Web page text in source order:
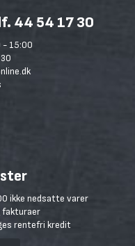
44 54 17 30
- 15:00
ikke nedsatte varer
fakturaer
rentefri kredit